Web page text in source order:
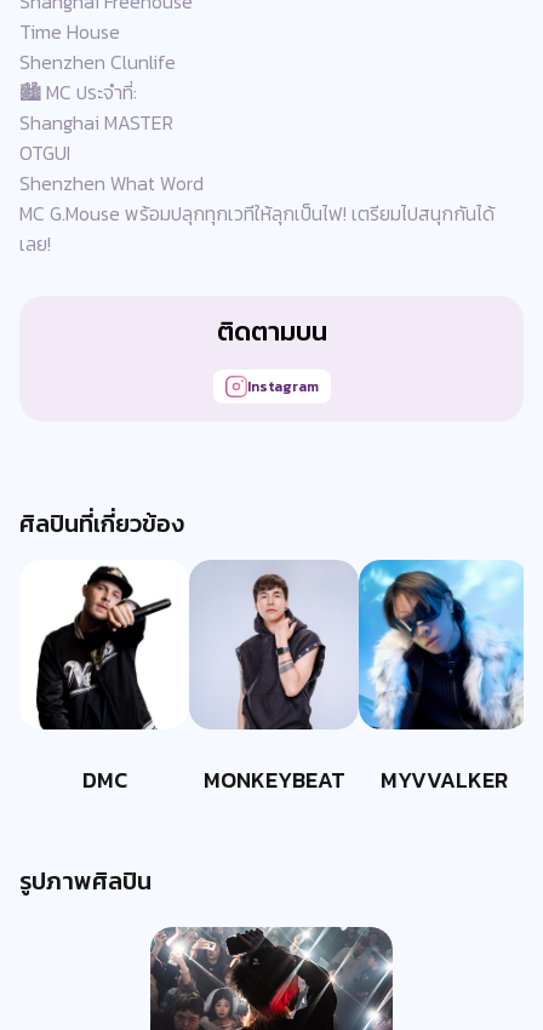
Time House
Shenzhen Clunlife
🏙️ MC ประจำที่:
Shanghai MASTER
OTGUI
Shenzhen What Word
MC G.Mouse พร้อมปลุกทุกเวทีให้ลุกเป็นไฟ! เตรียมไปสนุกกันได้
เลย!
ติดตามบน
Instagram
ศิลปินที่เกี่ยวข้อง
DMC MONKEYBEAT MYVVALKER
รูปภาพศิลปิน